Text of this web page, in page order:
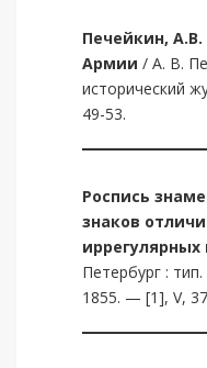
Печейкин,
Армии / А. В.
исторический
49-53.
Роспись
знаков
иррегулярных
Петербург :
1855. — [1], V,